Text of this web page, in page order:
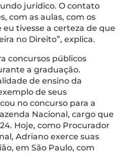
jurídico. O contato
com as aulas, com os
eu tivesse a certeza de que
no Direito”, explica.
concursos públicos
a graduação.
de ensino da
de seus
no concurso para a
Nacional, cargo que
Hoje, como Procurador
Adriano exerce suas
em São Paulo, com